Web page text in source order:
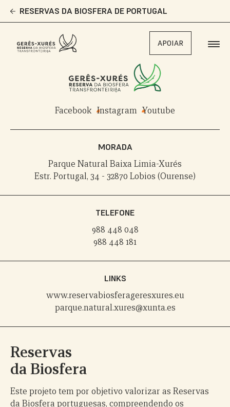
content
RESERVAS DA BIOSFERA DE PORTUGAL
APOIAR
Facebook Instagram Youtube
MORADA
Parque Natural Baixa Limia-Xurés
Estr. Portugal, 34 - 32870 Lobios (Ourense)
TELEFONE
988 448 048
988 448 181
LINKS
www.reservabiosferageresxures.eu
parque.natural.xures@xunta.es
Reservas
da Biosfera
Este projeto tem por objetivo valorizar as Reservas
da Biosfera portuguesas, compreendendo os